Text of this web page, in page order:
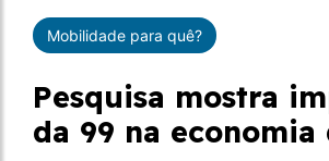
Mobilidade para quê?
Pesquisa mostra
da 99 na economia